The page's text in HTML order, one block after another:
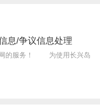
息/争议信息处理
的服务！ 为使用长兴岛